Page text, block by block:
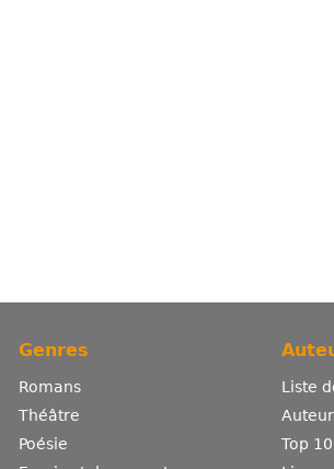
Genres
Romans
Théâtre
Poésie
Liste
Top